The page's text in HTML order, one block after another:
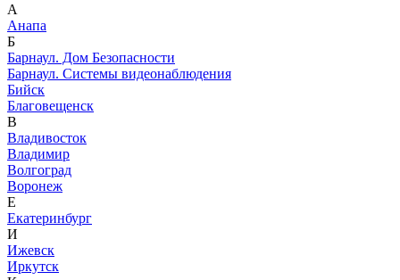
А
Анапа
Б
Барнаул. Дом Безопасности
Барнаул. Системы видеонаблюдения
Бийск
Благовещенск
В
Владивосток
Владимир
Волгоград
Воронеж
Е
Екатеринбург
И
Ижевск
Иркутск